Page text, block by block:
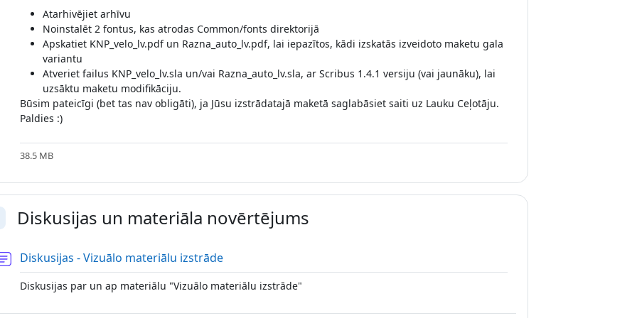
Atarhivējiet arhīvu
Noinstalēt 2 fontus, kas atrodas Common/fonts direktorijā
Apskatiet KNP_velo_lv.pdf un Razna_auto_lv.pdf, lai iepazītos, kādi izskatās izveidoto maketu gala
variantu
Atveriet failus KNP_velo_lv.sla un/vai Razna_auto_lv.sla, ar Scribus 1.4.1 versiju (vai jaunāku), lai
uzsāktu maketu modifikāciju.
Būsim pateicīgi (bet tas nav obligāti), ja Jūsu izstrādatajā maketā saglabāsiet saiti uz Lauku Ceļotāju.
Paldies :)
38.5 MB
Diskusijas un materiāla novērtējums
Diskusijas - Vizuālo materiālu izstrāde
Diskusijas par un ap materiālu "Vizuālo materiālu izstrāde"